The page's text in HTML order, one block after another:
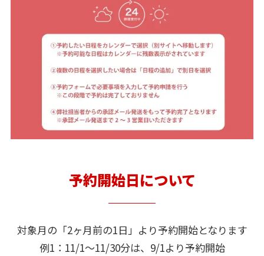
予約開始日について
対象月の「2ヶ月前の1日」より予約開始となります
例1：11/1～11/30分は、9/1より予約開始